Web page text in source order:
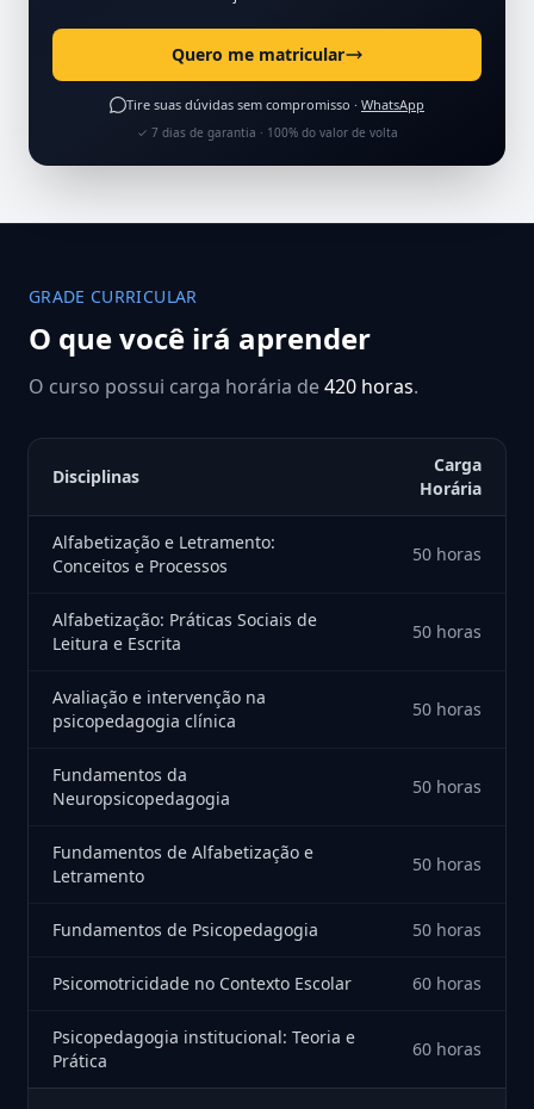
Quero me matricular
Tire suas dúvidas sem compromisso · WhatsApp
✓ 7 dias de garantia · 100% do valor de volta
GRADE CURRICULAR
O que você irá aprender
O curso possui carga horária de420 horas.
Disciplinas
Carga
Horária
Alfabetização e Letramento:
Conceitos e Processos
50 horas
Alfabetização: Práticas Sociais de
Leitura e Escrita
50 horas
Avaliação e intervenção na
psicopedagogia clínica
50 horas
Fundamentos da
Neuropsicopedagogia
50 horas
Fundamentos de Alfabetização e
Letramento
50 horas
Fundamentos de Psicopedagogia 50 horas
Psicomotricidade no Contexto Escolar 60 horas
Psicopedagogia institucional: Teoria e
Prática
60 horas